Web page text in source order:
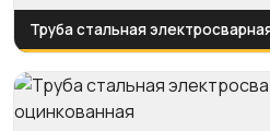
Труба стальная